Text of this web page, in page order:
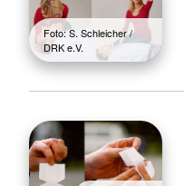
Foto: S. Schleicher /
DRK e.V.